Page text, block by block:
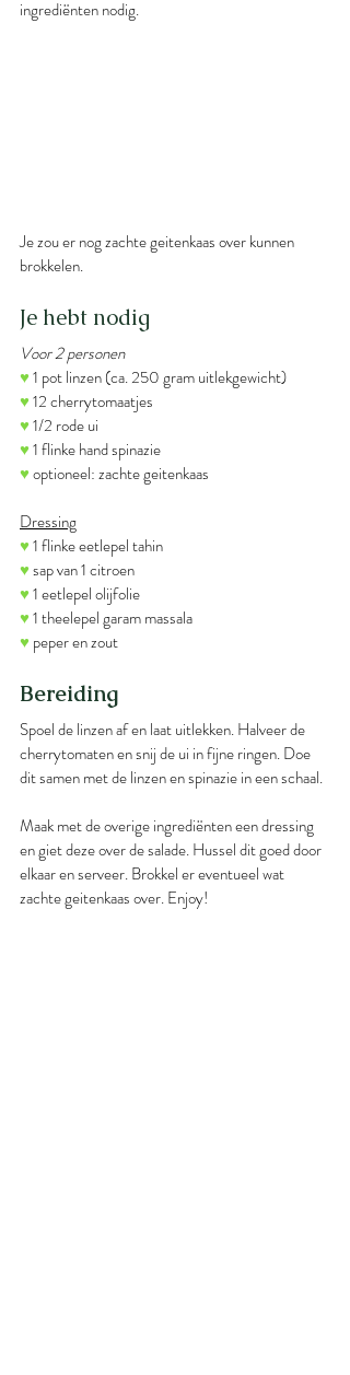
ingrediënten nodig.
Je zou er nog zachte geitenkaas over kunnen
brokkelen.
Je hebt nodig
Voor 2 personen
♥ 1 pot linzen (ca. 250 gram uitlekgewicht)
♥ 12 cherrytomaatjes
♥ 1/2 rode ui
♥ 1 flinke hand spinazie
♥ optioneel: zachte geitenkaas
Dressing
♥ 1 flinke eetlepel tahin
♥ sap van 1 citroen
♥ 1 eetlepel olijfolie
♥ 1 theelepel garam massala
♥ peper en zout
Bereiding
Spoel de linzen af en laat uitlekken. Halveer de
cherrytomaten en snij de ui in fijne ringen. Doe
dit samen met de linzen en spinazie in een schaal.
Maak met de overige ingrediënten een dressing
en giet deze over de salade. Hussel dit goed door
elkaar en serveer. Brokkel er eventueel wat
zachte geitenkaas over. Enjoy!